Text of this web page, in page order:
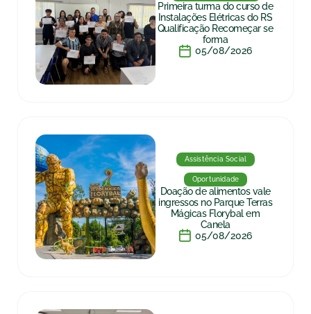
Primeira turma do curso de
Instalações Elétricas do RS
Qualificação Recomeçar se
forma
05/08/2026
Assistência Social
Oportunidade
Doação de alimentos vale
ingressos no Parque Terras
Mágicas Florybal em
Canela
05/08/2026